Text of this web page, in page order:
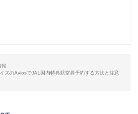
報
ズのAviosでJAL国内特典航空券予約する方法と注意